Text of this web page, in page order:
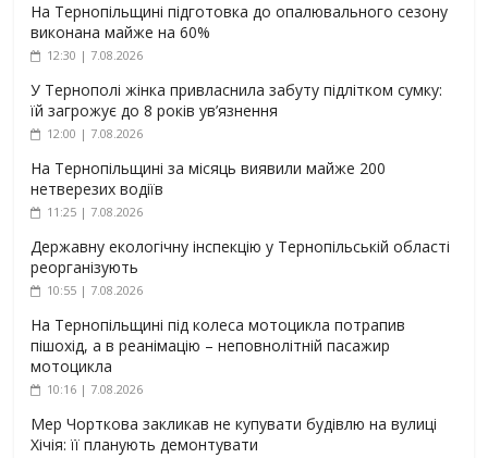
На Тернопільщині підготовка до опалювального сезону
виконана майже на 60%
12:30 | 7.08.2026
У Тернополі жінка привласнила забуту підлітком сумку:
їй загрожує до 8 років ув’язнення
12:00 | 7.08.2026
На Тернопільщині за місяць виявили майже 200
нетверезих водіїв
11:25 | 7.08.2026
Державну екологічну інспекцію у Тернопільській області
реорганізують
10:55 | 7.08.2026
На Тернопільщині під колеса мотоцикла потрапив
пішохід, а в реанімацію – неповнолітній пасажир
мотоцикла
10:16 | 7.08.2026
Мер Чорткова закликав не купувати будівлю на вулиці
Хічія: її планують демонтувати